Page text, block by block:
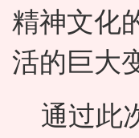
精神文化
活的巨大
通过此